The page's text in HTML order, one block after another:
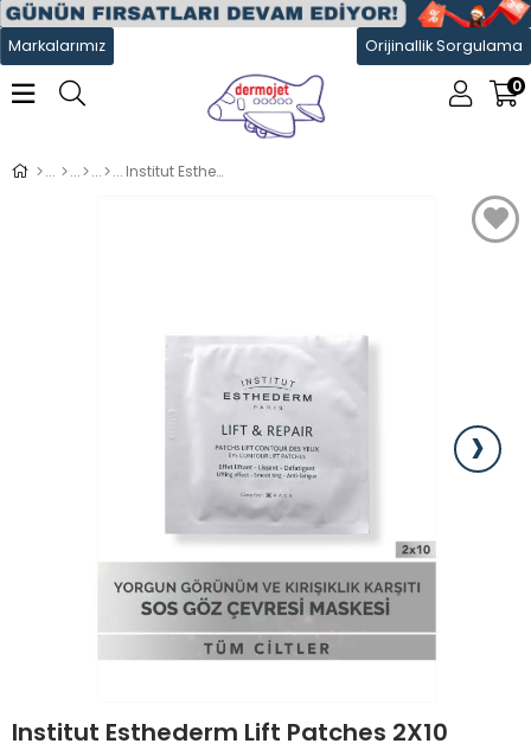
Markalarımız
Orijinallik Sorgulama
0
Institut Esthederm Lift Patches 2X10
›
Institut Esthederm Lift Patches 2X10